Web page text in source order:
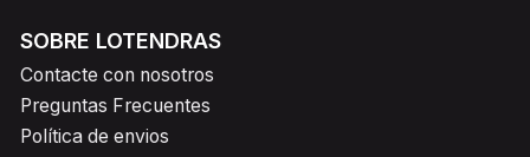
SOBRE LOTENDRAS
Contacte con nosotros
Preguntas Frecuentes
Política de envios